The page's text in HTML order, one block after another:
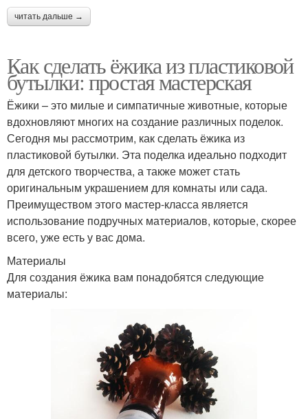
читать дальше →
Как сделать ёжика из пластиковой
бутылки: простая мастерская
Ёжики – это милые и симпатичные животные, которые
вдохновляют многих на создание различных поделок.
Сегодня мы рассмотрим, как сделать ёжика из
пластиковой бутылки. Эта поделка идеально подходит
для детского творчества, а также может стать
оригинальным украшением для комнаты или сада.
Преимуществом этого мастер-класса является
использование подручных материалов, которые, скорее
всего, уже есть у вас дома.
Материалы
Для создания ёжика вам понадобятся следующие
материалы: